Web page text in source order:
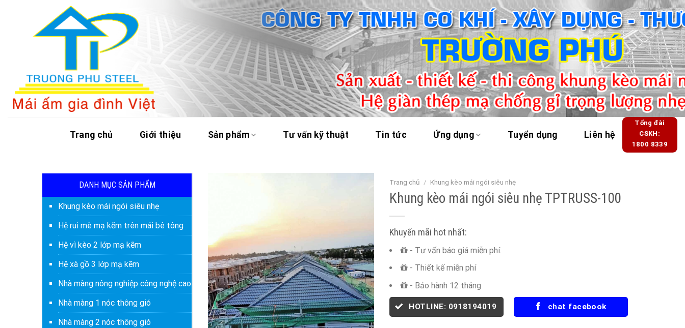
Trang chủ Giới thiệu Sản phẩm Tư vấn kỹ thuật Tin tức Ứng dụng Tuyển dụng Liên hệ
Tổng đài
CSKH:
1800 8339
DANH MỤC SẢN PHẨM
Khung kèo mái ngói siêu nhẹ
Hệ rui mè mạ kẽm trên mái bê tông
Hệ vì kèo 2 lớp mạ kẽm
Hệ xà gồ 3 lớp mạ kẽm
Nhà màng nông nghiệp công nghệ cao
Nhà màng 1 nóc thông gió
Nhà màng 2 nóc thông gió
Trang chủ / Khung kèo mái ngói siêu nhẹ
Khung kèo mái ngói siêu nhẹ TPTRUSS-100
Khuyến mãi hot nhất:
- Tư vấn báo giá miễn phí.
- Thiết kế miễn phí
- Bảo hành 12 tháng
HOTLINE: 0918194019 chat facebook